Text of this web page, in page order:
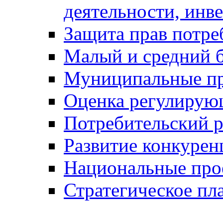
деятельности,
Защита прав
Малый и средний
Муниципальные
Оценка
Потребительский
Развитие
Национальные
Стратегическое